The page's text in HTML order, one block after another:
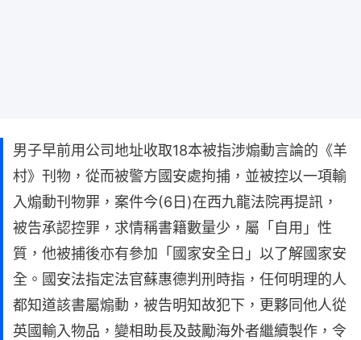
男子早前用公司地址收取18本被指涉煽動言論的《羊
村》刊物，從而被警方國安處拘捕，並被控以一項輸
入煽動刊物罪，案件今(6日)在西九龍法院再提訊，
被告承認控罪，求情稱書籍數量少，屬「自用」性
質，他被捕後亦有參加「國家安全日」以了解國家安
全。國安法指定法官蘇惠德判刑時指，任何明理的人
都知道該書屬煽動，被告明知故犯下，更夥同他人從
英國輸入物品，變相助長及鼓勵海外者繼續製作，令